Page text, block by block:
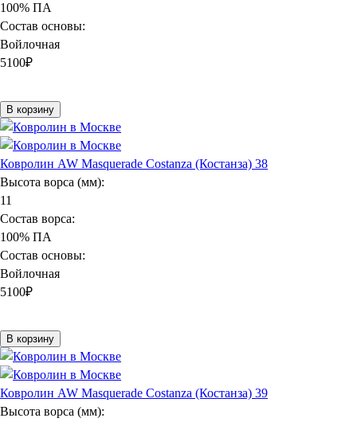
100% ПА
Состав основы:
Войлочная
5100₽
В корзину
Ковролин AW Masquerade Costanza (Костанза) 38
Высота ворса (мм):
11
Состав ворса:
100% ПА
Состав основы:
Войлочная
5100₽
В корзину
Ковролин AW Masquerade Costanza (Костанза) 39
Высота ворса (мм):